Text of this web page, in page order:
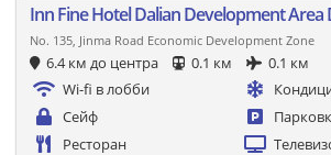
Inn Fine Hotel Dalian Development Area
No. 135, Jinma Road Economic Development Zone
6.4 км до центра 0.1 км
0.1 км
Wi-fi в лобби
Сейф
Ресторан